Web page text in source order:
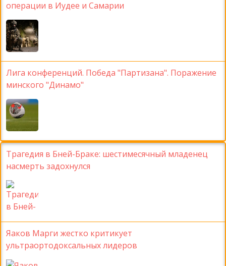
операции в Иудее и Самарии
Лига конференций. Победа "Партизана". Поражение
минского "Динамо"
Трагедия в Бней-Браке: шестимесячный младенец
насмерть задохнулся
Яаков Марги жестко критикует
ультраортодоксальных лидеров